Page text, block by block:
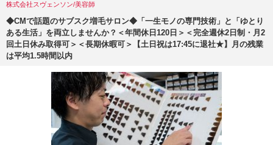
株式会社スヴェンソン/美容師
◆CMで話題のサブスク増毛サロン◆「一生モノの専門技術」と「ゆとり
ある生活」を両立しませんか？＜年間休日120日＞＜完全週休2日制・月2
回土日休み取得可＞＜長期休暇可＞【土日祝は17:45に退社★】月の残業
は平均1.5時間以内